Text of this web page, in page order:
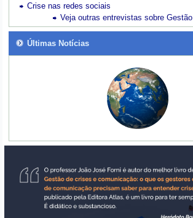
Crise nas redes sociais
Veja outras entrevistas sobre
Últimas Notícias